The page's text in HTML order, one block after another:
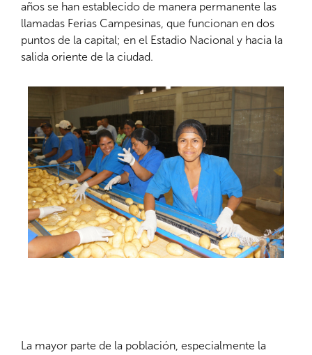
años se han establecido de manera permanente las
llamadas Ferias Campesinas, que funcionan en dos
puntos de la capital; en el Estadio Nacional y hacia la
salida oriente de la ciudad.
La mayor parte de la población, especialmente la